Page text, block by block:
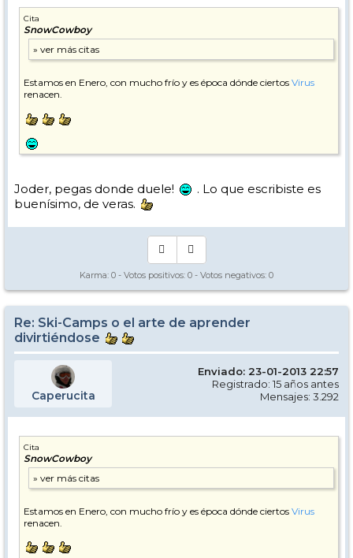
Cita
SnowCowboy
Estamos en Enero, con mucho frío y es época dónde ciertos Virus
renacen.
Joder, pegas donde duele!
. Lo que escribiste es
buenísimo, de veras.
Karma: 0 - Votos positivos: 0 - Votos negativos: 0
Re: Ski-Camps o el arte de aprender
divirtiéndose
Caperucita
Enviado: 23-01-2013 22:57
Registrado: 15 años antes
Mensajes: 3.292
Cita
SnowCowboy
Estamos en Enero, con mucho frío y es época dónde ciertos Virus
renacen.